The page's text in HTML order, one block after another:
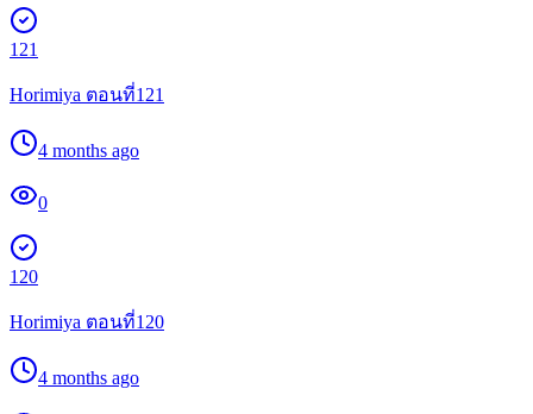
121
Horimiya ตอนที่121
4 months ago
0
120
Horimiya ตอนที่120
4 months ago